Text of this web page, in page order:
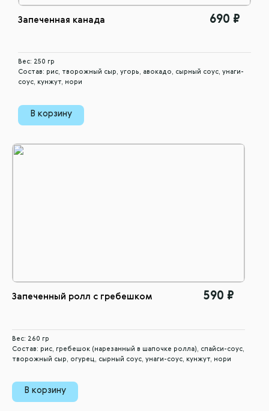
Запеченная канада 690 ₽
Вес: 250 гр
Состав: рис, творожный сыр, угорь, авокадо, сырный соус, унаги-
соус, кунжут, нори
В корзину
Запеченный ролл с гребешком 590 ₽
Вес: 260 гр
Состав: рис, гребешок (нарезанный в шапочке ролла), спайси-соус,
творожный сыр, огурец, сырный соус, унаги-соус, кунжут, нори
В корзину